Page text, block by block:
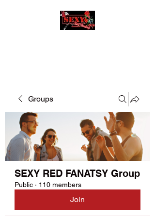
Groups
SEXY RED FANATSY Group
Public · 110 members
Join